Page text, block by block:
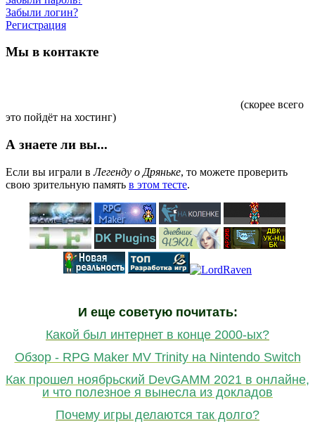
Забыли логин?
Регистрация
Мы в контакте
(скорее всего
это пойдёт на хостинг)
А знаете ли вы...
Если вы играли вЛегенду о Дряньке, то можете проверить
свою зрительную память в этом тесте.
И еще советую почитать:
Какой был интернет в конце 2000-ых?
Обзор - RPG Maker MV Trinity на Nintendo Switch
Как прошел ноябрьский DevGAMM 2021 в онлайне,
и что полезное я вынесла из докладов
Почему игры делаются так долго?